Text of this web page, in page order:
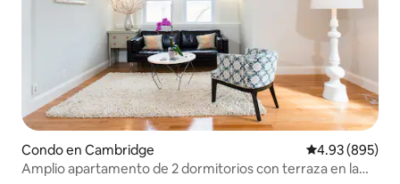
Condo en Cambridge Calificación
4.93 (895)
Amplio apartamento de 2 dormitorios con terraza en la